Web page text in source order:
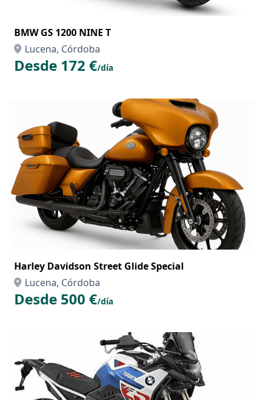
BMW GS 1200 NINE T
Lucena, Córdoba
Desde 172 €/día
Harley Davidson Street Glide Special
Lucena, Córdoba
Desde 500 €/día